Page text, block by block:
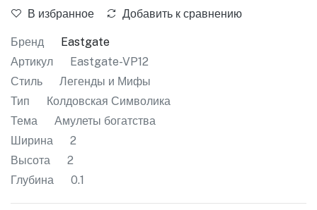
В избранное Добавить к сравнению
Бренд
Eastgate
Артикул
Eastgate-VP12
Стиль
Легенды и Мифы
Тип
Колдовская Символика
Тема
Амулеты богатства
Ширина
2
Высота
2
Глубина
0.1